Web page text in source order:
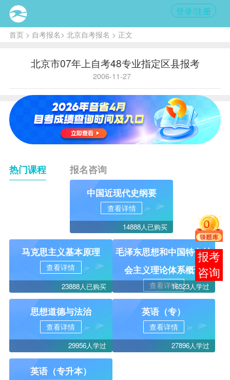
登录/注册
首页> 自考报名> 北京自考报名 > 正文
北京市07年上自考48专业指定区县报考
2006-11-27
热门课程 报名咨询
中国近现代史纲要
查看详情
14888人已购买
马克思主义基本原理
查看详情
23888人已购买
毛泽东思想和中国特色社
会主义理论体系概论
查看详情16523人学过
思想道德与法治
查看详情
29956人学过
英语（专）
查看详情
27896人学过
英语（专升本）
在线
客服